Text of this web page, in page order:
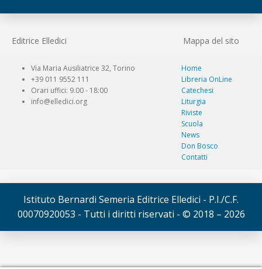
Editrice Elledici Mappa del sito
Via Maria Ausiliatrice 32, Torino
+39 011 9552 111
Orari uffici: 9.00 - 18:00
info@elledici.org
Home
Libreria OnLine
Catechesi
Liturgia
Riviste
Scuola
News
Don Bosco
Contatti
Istituto Bernardi Semeria Editrice Elledici - P.I./C.F.
00070920053 - Tutti i diritti riservati - © 2018 – 2026